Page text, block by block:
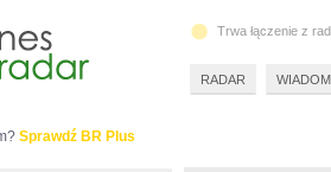
Sprawdź BR Plus
Trwa łączenie z
RADAR